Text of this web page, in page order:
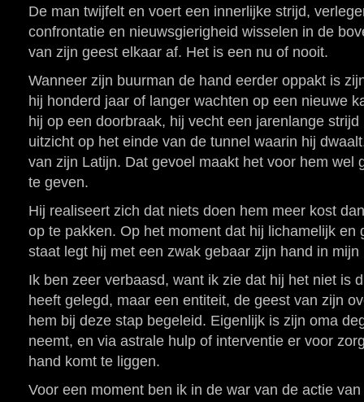
De man twijfelt en voert een innerlijke strijd,
confrontatie en nieuwsgierigheid wisselen in de
van zijn geest elkaar af. Het is een nu of nooit.
Wanneer zijn buurman de hand eerder oppakt is
hij honderd jaar of langer wachten op een nieuwe
hij op een doorbraak, hij vecht een jarenlange
uitzicht op het einde van de tunnel waarin hij
van zijn Latijn. Dat gevoel maakt het voor hem wel
te geven.
Hij realiseert zich dat niets doen hem meer kost
op te pakken. Op het moment dat hij lichamelijk en
staat legt hij met een zwak gebaar zijn hand in mijn
Ik ben zeer verbaasd, want ik zie dat hij het niet is
heeft gelegd, maar een entiteit, de geest van zijn
hem bij deze stap begeleid. Eigenlijk is zijn oma
neemt, en via astrale hulp of interventie er voor
hand komt te liggen.
Voor een moment ben ik in de war van de actie